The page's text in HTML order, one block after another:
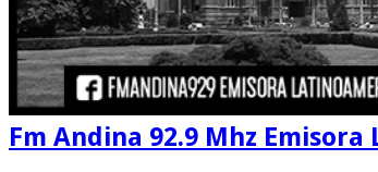
Fm Andina 92.9 Mhz